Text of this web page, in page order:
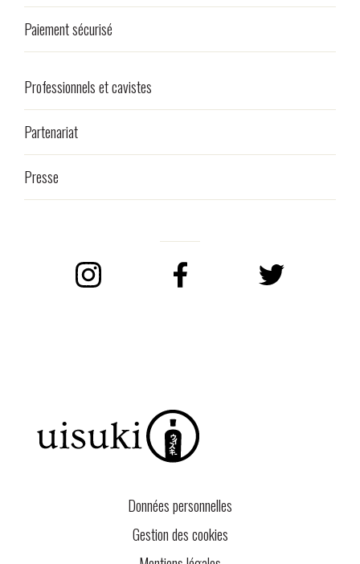
Paiement sécurisé
Professionnels et cavistes
Partenariat
Presse
Données personnelles
Gestion des cookies